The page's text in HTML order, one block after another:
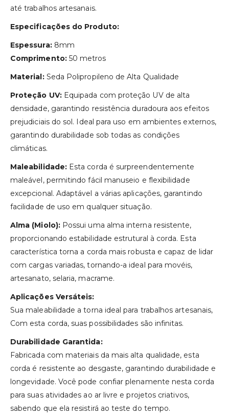
até trabalhos artesanais.
Especificações do Produto:
Espessura:8mm
Comprimento:50 metros
Material:Seda Polipropileno de Alta Qualidade
Proteção UV:Equipada com proteção UV de alta
densidade, garantindo resistência duradoura aos efeitos
prejudiciais do sol. Ideal para uso em ambientes externos,
garantindo durabilidade sob todas as condições
climáticas.
Maleabilidade:Esta corda é surpreendentemente
maleável, permitindo fácil manuseio e flexibilidade
excepcional. Adaptável a várias aplicações, garantindo
facilidade de uso em qualquer situação.
Alma (Miolo):Possui uma alma interna resistente,
proporcionando estabilidade estrutural à corda. Esta
característica torna a corda mais robusta e capaz de lidar
com cargas variadas, tornando-a ideal para movéis,
artesanato, selaria, macrame.
Aplicações Versáteis:
Sua maleabilidade a torna ideal para trabalhos artesanais,
Com esta corda, suas possibilidades são infinitas.
Durabilidade Garantida:
Fabricada com materiais da mais alta qualidade, esta
corda é resistente ao desgaste, garantindo durabilidade e
longevidade. Você pode confiar plenamente nesta corda
para suas atividades ao ar livre e projetos criativos,
sabendo que ela resistirá ao teste do tempo.